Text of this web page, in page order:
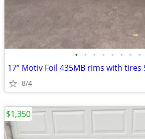
• • • • • • • •
17” Motiv Foil 435MB rims with tires
8/4
$1,350